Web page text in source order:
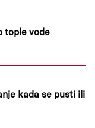
tople vode
kada se pusti ili